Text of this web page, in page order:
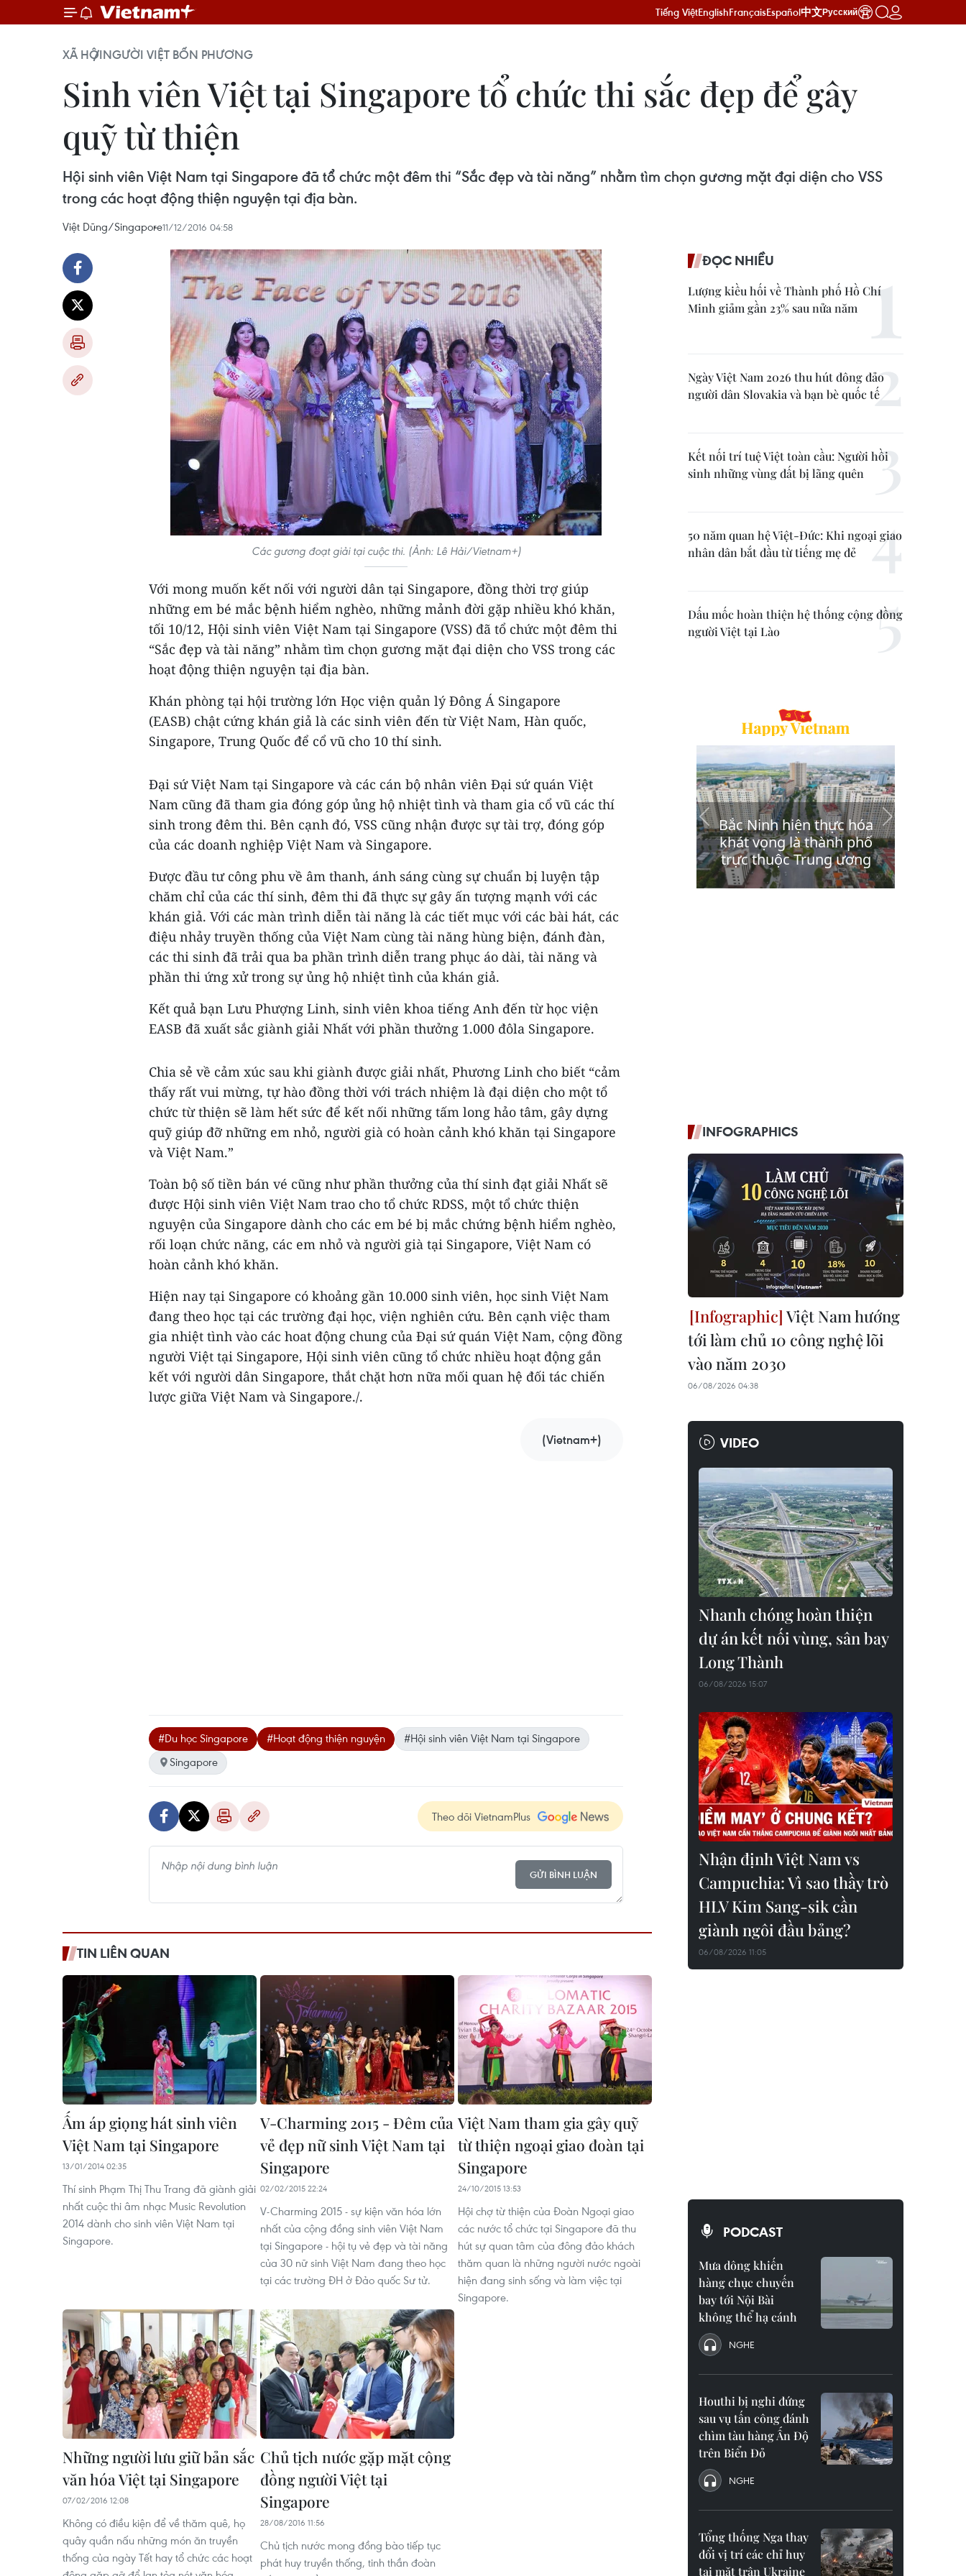
Tiếng ViệtEnglishFrançaisEspañol中文Русский
XÃ HỘINGƯỜI VIỆT BỐN PHƯƠNG
Sinh viên Việt tại Singapore tổ chức thi sắc đẹp để gây
quỹ từ thiện
Hội sinh viên Việt Nam tại Singapore đã tổ chức một đêm thi “Sắc đẹp và tài năng” nhằm tìm chọn gương mặt đại diện cho VSS
trong các hoạt động thiện nguyện tại địa bàn.
Việt Dũng/Singapore11/12/2016 04:58
Các gương đoạt giải tại cuộc thi. (Ảnh: Lê Hải/Vietnam+)
Với mong muốn kết nối với người dân tại Singapore, đồng thời trợ giúp
những em bé mắc bệnh hiểm nghèo, những mảnh đời gặp nhiều khó khăn,
tối 10/12, Hội sinh viên Việt Nam tại Singapore (VSS) đã tổ chức một đêm thi
“Sắc đẹp và tài năng” nhằm tìm chọn gương mặt đại diện cho VSS trong các
hoạt động thiện nguyện tại địa bàn.
Khán phòng tại hội trường lớn Học viện quản lý Đông Á Singapore
(EASB) chật cứng khán giả là các sinh viên đến từ Việt Nam, Hàn quốc,
Singapore, Trung Quốc để cổ vũ cho 10 thí sinh.
Đại sứ Việt Nam tại Singapore và các cán bộ nhân viên Đại sứ quán Việt
Nam cũng đã tham gia đóng góp ủng hộ nhiệt tình và tham gia cổ vũ các thí
sinh trong đêm thi. Bên cạnh đó, VSS cũng nhận được sự tài trợ, đóng góp
của các doanh nghiệp Việt Nam và Singapore.
Được đầu tư công phu về âm thanh, ánh sáng cùng sự chuẩn bị luyện tập
chăm chỉ của các thí sinh, đêm thi đã thực sự gây ấn tượng mạnh với các
khán giả. Với các màn trình diễn tài năng là các tiết mục với các bài hát, các
điệu nhảy truyền thống của Việt Nam cùng tài năng hùng biện, đánh đàn,
các thi sinh đã trải qua ba phần trình diễn trang phục áo dài, tài năng và
phần thi ứng xử trong sự ủng hộ nhiệt tình của khán giả.
Kết quả bạn Lưu Phượng Linh, sinh viên khoa tiếng Anh đến từ học viện
EASB đã xuất sắc giành giải Nhất với phần thưởng 1.000 đôla Singapore.
Chia sẻ về cảm xúc sau khi giành được giải nhất, Phương Linh cho biết “cảm
thấy rất vui mừng, tự hào đồng thời với trách nhiệm là đại diện cho một tổ
chức từ thiện sẽ làm hết sức để kết nối những tấm long hảo tâm, gây dựng
quỹ giúp đỡ những em nhỏ, người già có hoàn cảnh khó khăn tại Singapore
và Việt Nam.”
Toàn bộ số tiền bán vé cũng như phần thưởng của thí sinh đạt giải Nhất sẽ
được Hội sinh viên Việt Nam trao cho tổ chức RDSS, một tổ chức thiện
nguyện của Singapore dành cho các em bé bị mắc chứng bệnh hiểm nghèo,
rối loạn chức năng, các em nhỏ và người già tại Singapore, Việt Nam có
hoàn cảnh khó khăn.
Hiện nay tại Singapore có khoảng gần 10.000 sinh viên, học sinh Việt Nam
đang theo học tại các trường đại học, viện nghiên cứu. Bên cạnh việc tham
gia nhiệt tình vào các hoat động chung của Đại sứ quán Việt Nam, cộng đồng
người Việt tại Singapore, Hội sinh viên cũng tổ chức nhiều hoạt động gắn
kết với người dân Singapore, thắt chặt hơn nữa mối quan hệ đối tác chiến
lược giữa Việt Nam và Singapore./.
(Vietnam+)
#Du học Singapore #Hoạt động thiện nguyện
#Hội sinh viên Việt Nam tại Singapore
Singapore
Theo dõi VietnamPlus
GỬI BÌNH LUẬN
TIN LIÊN QUAN
Ấm áp giọng hát sinh viên
Việt Nam tại Singapore
13/01/2014 02:35
Thí sinh Phạm Thị Thu Trang đã giành giải
nhất cuộc thi âm nhạc Music Revolution
2014 dành cho sinh viên Việt Nam tại
Singapore.
V-Charming 2015 - Đêm của
vẻ đẹp nữ sinh Việt Nam tại
Singapore
02/02/2015 22:24
V-Charming 2015 - sự kiện văn hóa lớn
nhất của cộng đồng sinh viên Việt Nam
tại Singapore - hội tụ vẻ đẹp và tài năng
của 30 nữ sinh Việt Nam đang theo học
tại các trường ĐH ở Đảo quốc Sư tử.
Việt Nam tham gia gây quỹ
từ thiện ngoại giao đoàn tại
Singapore
24/10/2015 13:53
Hội chợ từ thiện của Đoàn Ngoại giao
các nước tổ chức tại Singapore đã thu
hút sự quan tâm của đông đảo khách
thăm quan là những người nước ngoài
hiện đang sinh sống và làm việc tại
Singapore.
Những người lưu giữ bản sắc
văn hóa Việt tại Singapore
07/02/2016 12:08
Không có điều kiện để về thăm quê, họ
quây quần nấu những món ăn truyền
thống của ngày Tết hay tổ chức các hoạt
Chủ tịch nước gặp mặt cộng
đồng người Việt tại
Singapore
28/08/2016 11:56
Chủ tịch nước mong đồng bào tiếp tục
phát huy truyền thống, tinh thần đoàn
ĐỌC NHIỀU
Lượng kiều hối về Thành phố Hồ Chí
Minh giảm gần 23% sau nửa năm
Ngày Việt Nam 2026 thu hút đông đảo
người dân Slovakia và bạn bè quốc tế
Kết nối trí tuệ Việt toàn cầu: Người hồi
sinh những vùng đất bị lãng quên
50 năm quan hệ Việt-Đức: Khi ngoại giao
nhân dân bắt đầu từ tiếng mẹ đẻ
Dấu mốc hoàn thiện hệ thống cộng đồng
người Việt tại Lào
INFOGRAPHICS
Việt Nam hướng
tới làm chủ 10 công nghệ lõi
vào năm 2030
06/08/2026 04:38
VIDEO
Nhanh chóng hoàn thiện
dự án kết nối vùng, sân bay
Long Thành
06/08/2026 15:07
Nhận định Việt Nam vs
Campuchia: Vì sao thầy trò
HLV Kim Sang-sik cần
giành ngôi đầu bảng?
06/08/2026 11:05
PODCAST
Mưa dông khiến
hàng chục chuyến
bay tới Nội Bài
không thể hạ cánh
NGHE
Houthi bị nghi đứng
sau vụ tấn công đánh
chìm tàu hàng Ấn Độ
trên Biển Đỏ
NGHE
Tổng thống Nga thay
đổi vị trí các chỉ huy
tại mặt trận Ukraine